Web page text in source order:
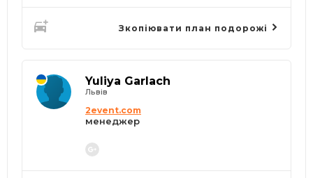
Зкопіювати план подорожі
Yuliya Garlach
Львів
2event.com
менеджер